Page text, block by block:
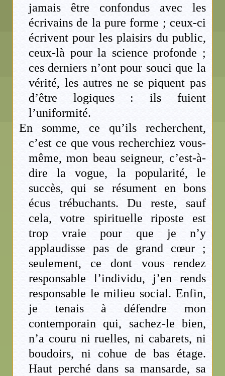
jamais être confondus avec les
écrivains de la pure forme ; ceux-ci
écrivent pour les plaisirs du public,
ceux-là pour la science profonde ;
ces derniers n’ont pour souci que la
vérité, les autres ne se piquent pas
d’être logiques : ils fuient
l’uniformité.
En somme, ce qu’ils recherchent,
c’est ce que vous recherchiez vous-
même, mon beau seigneur, c’est-à-
dire la vogue, la popularité, le
succès, qui se résument en bons
écus trébuchants. Du reste, sauf
cela, votre spirituelle riposte est
trop vraie pour que je n’y
applaudisse pas de grand cœur ;
seulement, ce dont vous rendez
responsable l’individu, j’en rends
responsable le milieu social. Enfin,
je tenais à défendre mon
contemporain qui, sachez-le bien,
n’a couru ni ruelles, ni cabarets, ni
boudoirs, ni cohue de bas étage.
Haut perché dans sa mansarde, sa